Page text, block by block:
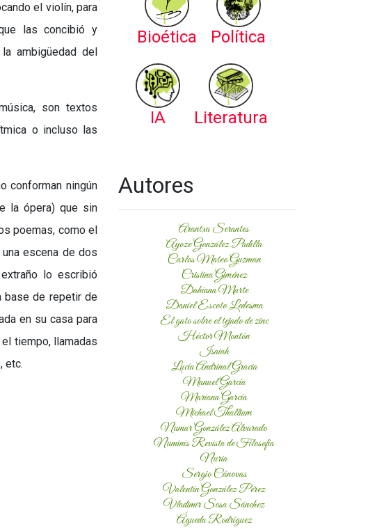
el violín, para
las concibió y
ambigüedad del
son textos
o incluso las
conforman ningún
la ópera) que sin
poemas, como el
escena de dos
lo escribió
base de repetir de
en su casa para
tiempo, llamadas
etc.
Bioética Política
IA Literatura
Autores
Arantxa Serantes
Ayoze González Padilla
Carlos Mateo Guzman
Cristina Giménez
Dahiana Marte
Daniel Escoto Ledesma
El gato sobre el tejado de zinc
Héctor Montón
Isaiah
Lucía Andrinal Gracia
Manuel García
Mariana García
Michael Thallium
Numar González Alvarado
Numinis Revista de Filosofía
Nuria
Sergio Cánovas
Valentín González Pérez
Vladimir Sosa Sánchez
Águeda Rodríguez